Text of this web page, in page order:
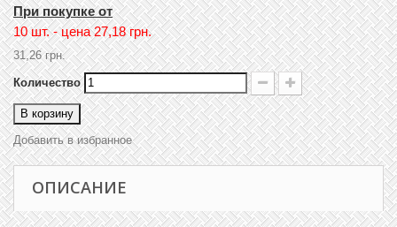
При покупке от
10 шт. - цена27,18 грн.
31,26 грн.
Количество
В корзину
Добавить в избранное
ОПИСАНИЕ